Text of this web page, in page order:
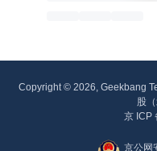
Copyright © 2026, Geekbang
股
京 ICP
京公网